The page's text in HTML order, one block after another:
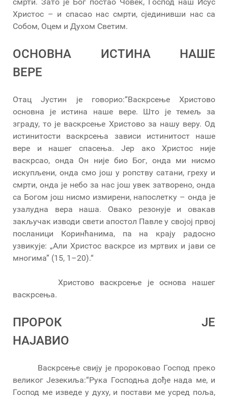
Христос – и спасао нас смрти, сјединивши нас са
Собом, Оцем и Духом Светим.
ОСНОВНА ИСТИНА НАШЕ
ВЕРЕ
Отац Јустин је говорио:“Васкрсење Христово
основна је истина наше вере. Што је темељ за
зграду, то је васкрсење Христово за нашу веру. Од
истинитости васкрсења зависи истинитост наше
вере и нашег спасења. Јер ако Христос није
васкрсао, онда Он није био Бог, онда ми нисмо
искупљени, онда смо још у ропству сатани, греху и
смрти, онда је небо за нас још увек затворено, онда
са Богом још нисмо измирени, напослетку – онда је
узалудна вера наша. Овако резонује и овакав
закључак изводи свети апостол Павле у својој првој
посланици Коринћанима, па на крају радосно
узвикује: „Али Христос васкрсе из мртвих и јави се
многима” (15, 1–20).“
Христово васкрсење је основа нашег
васкрсења.
ПРОРОК ЈЕ
НАЈАВИО
Васкрсење свију је пророковао Господ преко
великог Језекиља:“Рука Господња дође нада ме, и
Господ ме изведе у духу, и постави ме усред поља,